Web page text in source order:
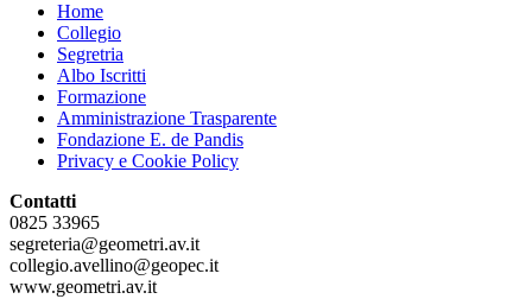
Home
Collegio
Segretria
Albo Iscritti
Formazione
Amministrazione Trasparente
Fondazione E. de Pandis
Privacy e Cookie Policy
Contatti
0825 33965
segreteria@geometri.av.it
collegio.avellino@geopec.it
www.geometri.av.it